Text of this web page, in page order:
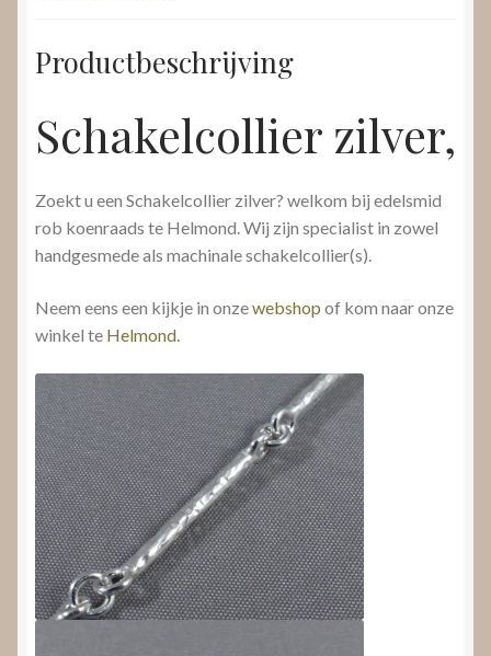
Productbeschrijving
Schakelcollier zilver,
Zoekt u een Schakelcollier zilver? welkom bij edelsmid
rob koenraads te Helmond. Wij zijn specialist in zowel
handgesmede als machinale schakelcollier(s).
Neem eens een kijkje in onzewebshop of kom naar onze
winkel te Helmond.